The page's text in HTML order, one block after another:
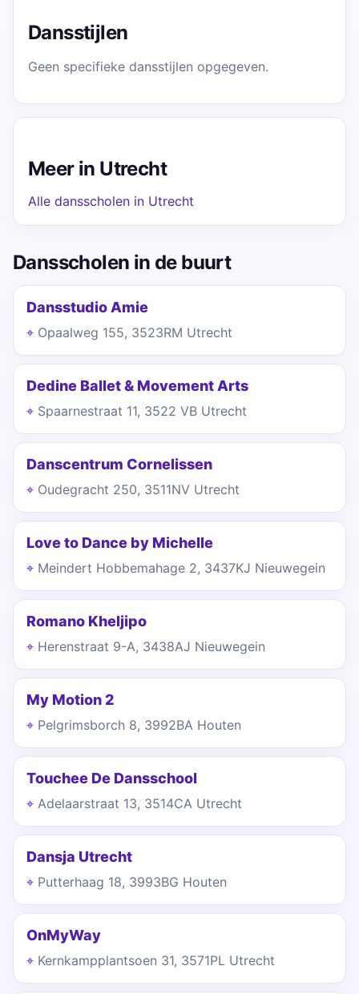
Dansstijlen
Geen specifieke dansstijlen opgegeven.
Meer in Utrecht
Alle dansscholen in Utrecht
Dansscholen in de buurt
Dansstudio Amie
Opaalweg 155, 3523RM Utrecht
Dedine Ballet & Movement Arts
Spaarnestraat 11, 3522 VB Utrecht
Danscentrum Cornelissen
Oudegracht 250, 3511NV Utrecht
Love to Dance by Michelle
Meindert Hobbemahage 2, 3437KJ Nieuwegein
Romano Kheljipo
Herenstraat 9-A, 3438AJ Nieuwegein
My Motion 2
Pelgrimsborch 8, 3992BA Houten
Touchee De Dansschool
Adelaarstraat 13, 3514CA Utrecht
Dansja Utrecht
Putterhaag 18, 3993BG Houten
OnMyWay
Kernkampplantsoen 31, 3571PL Utrecht